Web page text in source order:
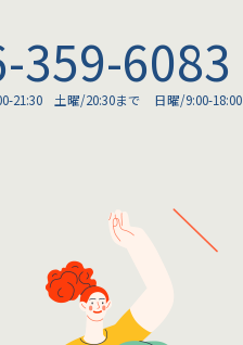
359-6083
21:30 土曜/20:30まで 日曜/9:00-18:00